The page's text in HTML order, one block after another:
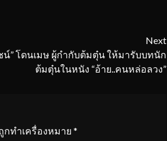
Next
น์” โดนเมษ ผู้กำกับต้มตุ๋น ให้มารับบทนัก
ต้มตุ๋นในหนัง “อ้าย..คนหล่อลวง”
กทำเครื่องหมาย *